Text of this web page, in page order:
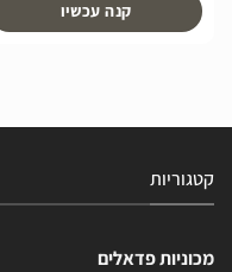
קנה עכשיו
קטגוריות
מכוניות פדאלים